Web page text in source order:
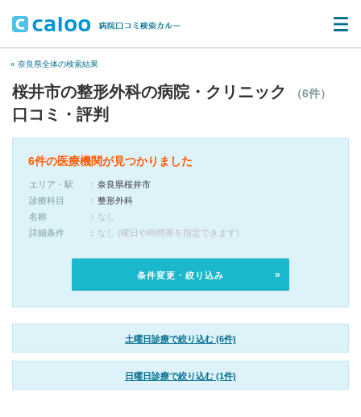
« 奈良県全体の検索結果
桜井市の整形外科の病院・クリニック （6件）
口コミ・評判
6件の医療機関が見つかりました
エリア・駅
奈良県桜井市
診療科目
整形外科
名称
なし
詳細条件
なし (曜日や時間帯を指定できます)
条件変更・絞り込み
土曜日診療で絞り込む (6件)
日曜日診療で絞り込む (1件)